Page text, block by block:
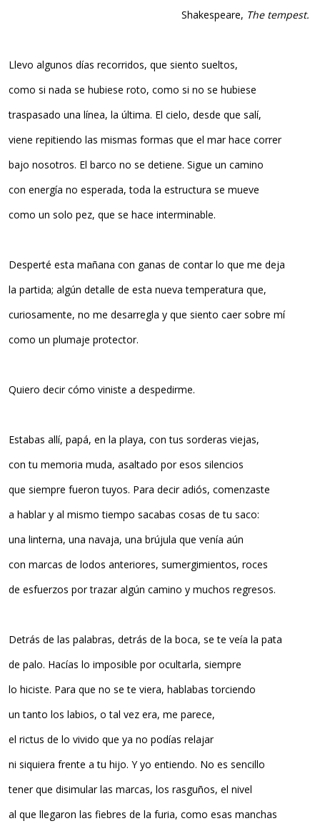
Shakespeare, The tempest.
Llevo algunos días recorridos, que siento sueltos,
como si nada se hubiese roto, como si no se hubiese
traspasado una línea, la última. El cielo, desde que salí,
viene repitiendo las mismas formas que el mar hace correr
bajo nosotros. El barco no se detiene. Sigue un camino
con energía no esperada, toda la estructura se mueve
como un solo pez, que se hace interminable.
Desperté esta mañana con ganas de contar lo que me deja
la partida; algún detalle de esta nueva temperatura que,
curiosamente, no me desarregla y que siento caer sobre mí
como un plumaje protector.
Quiero decir cómo viniste a despedirme.
Estabas allí, papá, en la playa, con tus sorderas viejas,
con tu memoria muda, asaltado por esos silencios
que siempre fueron tuyos. Para decir adiós, comenzaste
a hablar y al mismo tiempo sacabas cosas de tu saco:
una linterna, una navaja, una brújula que venía aún
con marcas de lodos anteriores, sumergimientos, roces
de esfuerzos por trazar algún camino y muchos regresos.
Detrás de las palabras, detrás de la boca, se te veía la pata
de palo. Hacías lo imposible por ocultarla, siempre
lo hiciste. Para que no se te viera, hablabas torciendo
un tanto los labios, o tal vez era, me parece,
el rictus de lo vivido que ya no podías relajar
ni siquiera frente a tu hijo. Y yo entiendo. No es sencillo
tener que disimular las marcas, los rasguños, el nivel
al que llegaron las fiebres de la furia, como esas manchas